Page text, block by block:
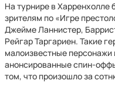
На турнире в
зрителям по «Игре
Джейме Ланнистер,
Рейгар Таргариен. Такие
малоизвестные персонажи
анонсированные спин-
том, что произошло за